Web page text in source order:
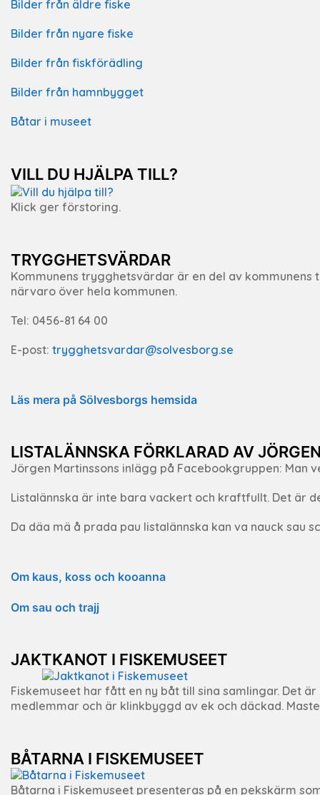
Bilder från äldre fiske
Bilder från nyare fiske
Bilder från fiskförädling
Bilder från hamnbygget
Båtar i museet
VILL DU HJÄLPA TILL?
Klick ger förstoring.
TRYGGHETSVÄRDAR
Kommunens trygghetsvärdar är en del av
närvaro över hela kommunen.
Tel: 0456-81 64 00
E-post: trygghetsvardar@solvesborg.se
Läs mera på Sölvesborgs hemsida
LISTALÄNNSKA FÖRKLARAD AV
Jörgen Martinssons inlägg på Facebookgruppen: Man
Listalännska är inte bara vackert och kraftfullt. Det är
Da däa mä å prada pau listalännska kan va nauck sau
Om kaus, koss och kooanna
Om sau och trajj
JAKTKANOT I FISKEMUSEET
Fiskemuseet har fått en ny båt till sina samlingar. Det
medlemmar och är klinkbyggd av ek och däckad.
BÅTARNA I FISKEMUSEET
Båtarna i Fiskemuseet presenteras på en pekskärm